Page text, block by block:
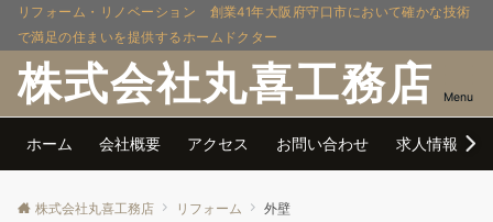
リフォーム・リノベーション 創業41年大阪府守口市において確かな技術
で満足の住まいを提供するホームドクター
株式会社丸喜工務店 Menu
ホーム 会社概要 アクセス お問い合わせ 求人情報
株式会社丸喜工務店 リフォーム 外壁